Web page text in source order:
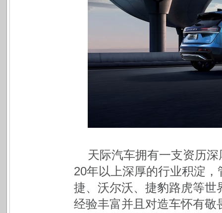
天际汽车拥有一支资历
20年以上深厚的行业积淀
捷、沃尔沃、捷豹路虎等
经验丰富并且对造车怀有